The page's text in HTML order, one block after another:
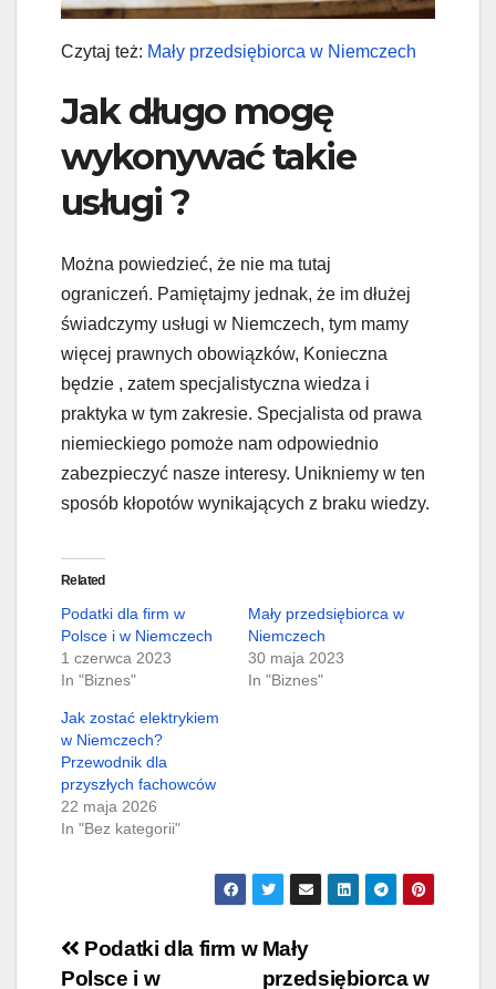
Czytaj też: Mały przedsiębiorca w Niemczech
Jak długo mogę
wykonywać takie
usługi ?
Można powiedzieć, że nie ma tutaj
ograniczeń. Pamiętajmy jednak, że im dłużej
świadczymy usługi w Niemczech, tym mamy
więcej prawnych obowiązków, Konieczna
będzie , zatem specjalistyczna wiedza i
praktyka w tym zakresie. Specjalista od prawa
niemieckiego pomoże nam odpowiednio
zabezpieczyć nasze interesy. Unikniemy w ten
sposób kłopotów wynikających z braku wiedzy.
Related
Podatki dla firm w
Polsce i w Niemczech
1 czerwca 2023
In "Biznes"
Mały przedsiębiorca w
Niemczech
30 maja 2023
In "Biznes"
Jak zostać elektrykiem
w Niemczech?
Przewodnik dla
przyszłych fachowców
22 maja 2026
In "Bez kategorii"
Nawigacja
Mały
przedsiębiorca w
Podatki dla firm w
Polsce i w